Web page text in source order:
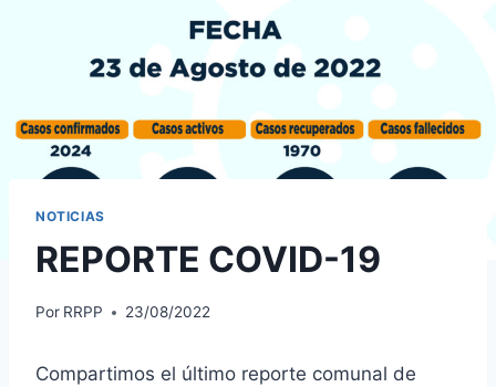
NOTICIAS
REPORTE COVID-19
Por RRPP 23/08/2022
Compartimos el último reporte comunal de